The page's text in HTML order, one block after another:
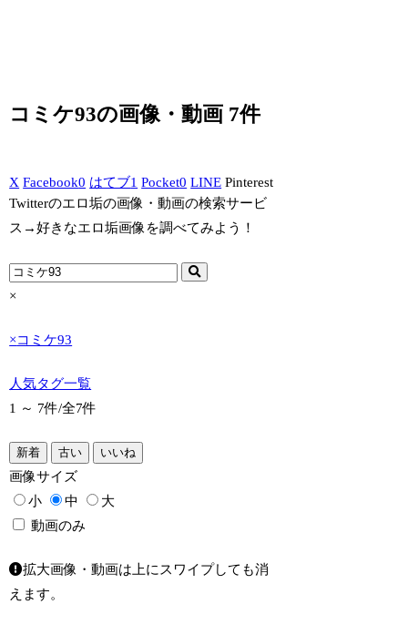
コミケ93の画像・動画 7件
X Facebook0 はてブ1 Pocket0 LINE Pinterest
Twitterのエロ垢の画像・動画の検索サービ
ス→好きなエロ垢画像を調べてみよう！
×
×コミケ93
人気タグ一覧
1 ～ 7件/全7件
新着 古い いいね
画像サイズ
小
中
大
動画のみ
拡大画像・動画は上にスワイプしても消
えます。